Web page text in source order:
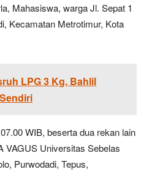
Mahasiswa, warga Jl. Sepat 1
Kecamatan Metrotimur, Kota
LPG 3 Kg, Bahlil
WIB, beserta dua rekan lain
VAGUS Universitas Sebelas
Purwodadi, Tepus,